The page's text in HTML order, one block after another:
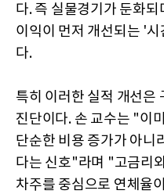
다. 즉 실물경기가 둔화
이익이 먼저 개선되는 '시
다.
특히 이러한 실적 개선은
진단이다. 손 교수는 "이
단순한 비용 증가가 아니
다는 신호"라며 "고금리
차주를 중심으로 연체율